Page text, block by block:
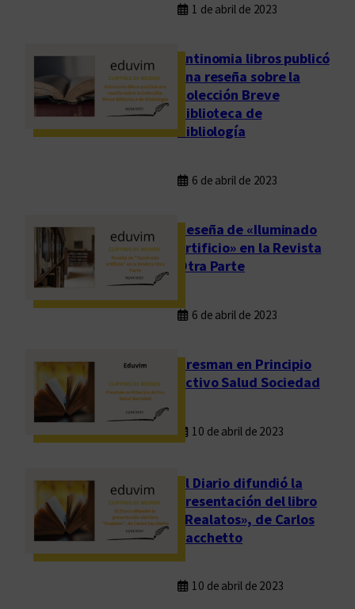
1 de abril de 2023
Antinomia libros publicó
una reseña sobre la
Colección Breve
Biblioteca de
Bibliología
6 de abril de 2023
Reseña de «Iluminado
artificio» en la Revista
Otra Parte
6 de abril de 2023
Presman en Principio
Activo Salud Sociedad
10 de abril de 2023
El Diario difundió la
presentación del libro
«Realatos», de Carlos
Sacchetto
10 de abril de 2023